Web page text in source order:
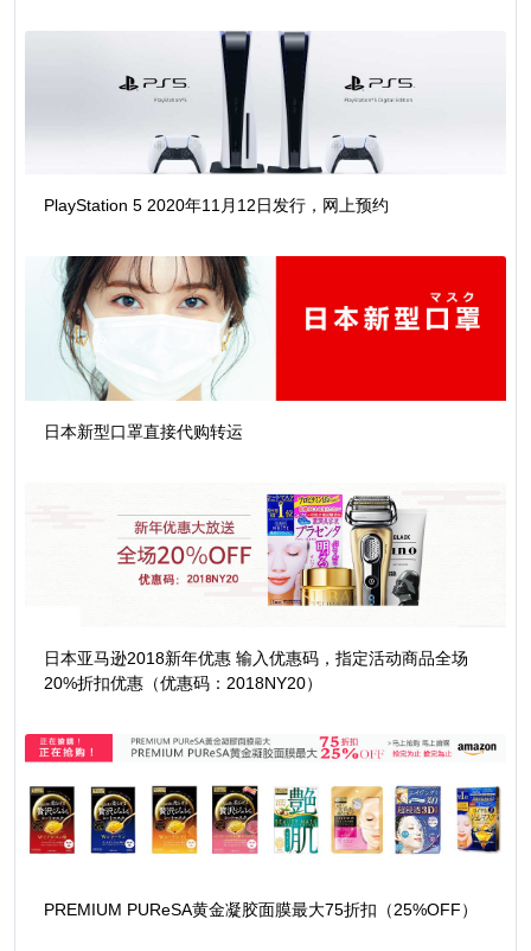
PlayStation 5 2020年11月12日发行，网上预约
日本新型口罩直接代购转运
日本亚马逊2018新年优惠 输入优惠码，指定活动商品全场
20%折扣优惠（优惠码：2018NY20）
PREMIUM PUReSA黄金凝胶面膜最大75折扣（25%OFF）